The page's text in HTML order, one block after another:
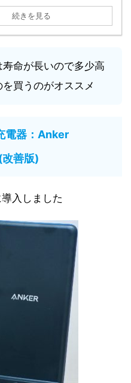
続きを見る
命が長いので多少高
を買うのがオススメ
電器：Anker
善版)
入しました